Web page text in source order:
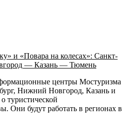
и «Повара на колесах»: Санкт-
— Казань — Тюмень
центры Мостуризма
Нижний Новгород, Казань и
туристической
Они будут работать в регионах в